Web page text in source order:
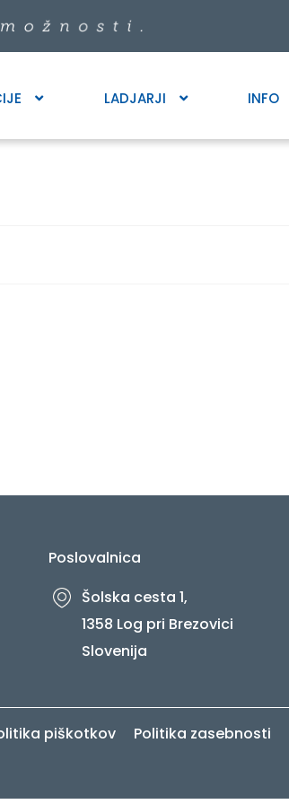
LADJARJI INFO
Poslovalnica
Šolska cesta 1,
1358 Log pri Brezovici
Slovenija
piškotkov Politika zasebnosti